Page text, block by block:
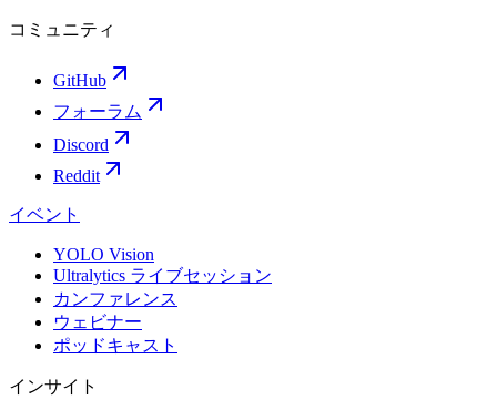
コミュニティ
GitHub
フォーラム
Discord
Reddit
イベント
YOLO Vision
Ultralytics ライブセッション
カンファレンス
ウェビナー
ポッドキャスト
インサイト